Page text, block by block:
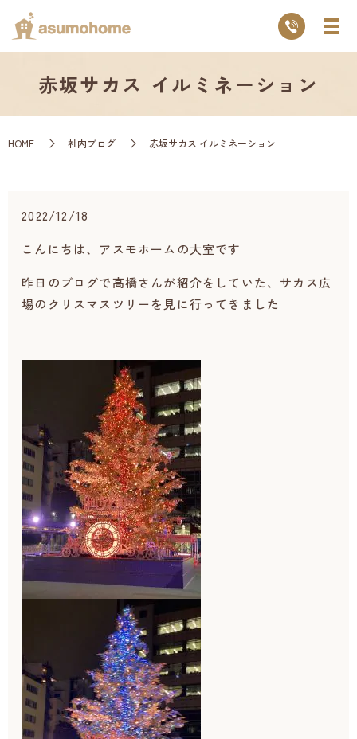
赤坂サカス イルミネーション
HOME 社内ブログ 赤坂サカス イルミネーション
2022/12/18
こんにちは、アスモホームの大室です
昨日のブログで高橋さんが紹介をしていた、サカス広
場のクリスマスツリーを見に行ってきました